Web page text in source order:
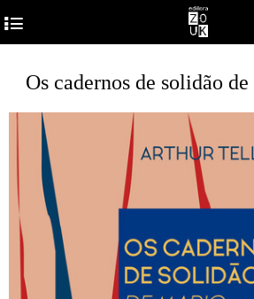
4
Os cadernos de solidão